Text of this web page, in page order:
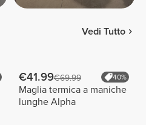
Vedi Tutto
€41.99€69.99 40%
Maglia termica a maniche
lunghe Alpha